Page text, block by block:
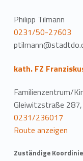
Philipp Tilmann
0231/50-27603
kath. FZ
Familienzentrum/
Gleiwitzstraße
0231/236017
Route anzeigen
Zuständige